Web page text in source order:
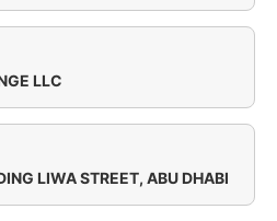
LLC
LIWA STREET, ABU DHABI